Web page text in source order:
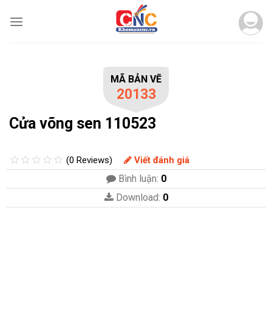
MÃ BẢN VẼ
20133
Cửa võng sen 110523
(0 Reviews) Viết đánh giá
Bình luận: 0
Download: 0